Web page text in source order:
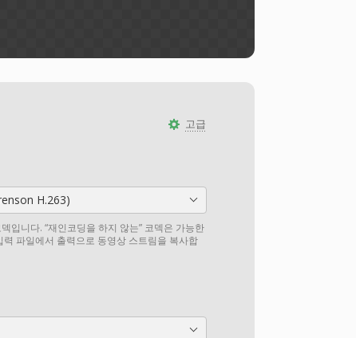
고급
H.263)
입니다. “재인코딩을 하지 않는” 코덱은 가능한
파일에서 출력으로 동영상 스트림을 복사합